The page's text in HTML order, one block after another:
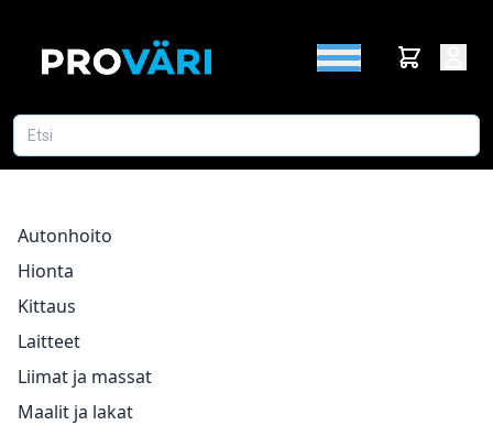
Autonhoito
Hionta
Kittaus
Laitteet
Liimat ja massat
Maalit ja lakat